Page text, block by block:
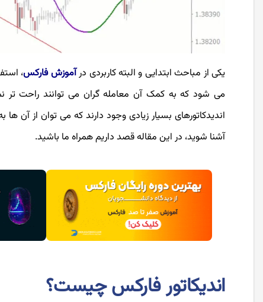
یکی از مباحث ابتدایی و البته کاربردی درآموزش فارکس،
می شود که به کمک آن معامله گران می توانند راحت تر
اندیدکاتورهای بسیار زیادی وجود دارند که می توان از آن ها
آشنا شوید، در این مقاله قصد داریم همراه ما باشید.
اندیکاتور فارکس چیست؟